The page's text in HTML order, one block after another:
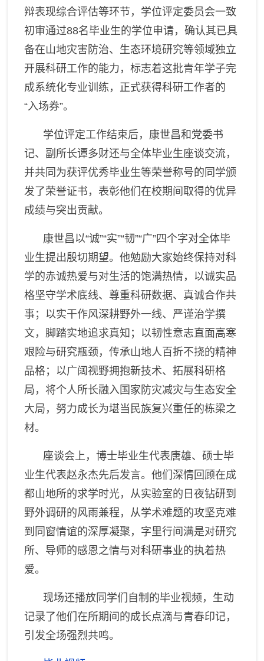
辩表现综合评估等环节，学位评定委员会一致
初审通过88名毕业生的学位申请，确认其已具
备在山地灾害防治、生态环境研究等领域独立
开展科研工作的能力，标志着这批青年学子完
成系统化专业训练，正式获得科研工作者的
“入场券”。
学位评定工作结束后，康世昌和 党委书
记、 副所长谭多财还与全体毕业生座谈交流，
并共同为获评优秀毕业生等荣誉称号的 同学颁
发 了荣誉证书，表彰他们在校期间取得的优异
成绩与突出贡献。
康世昌以“诚”“实”“韧”“广”四 个字对全体毕
业生提出殷切期望。他勉励大家始终保持对科
学的赤诚热爱与对生活的饱满热情，以诚实品
格坚守学术底线、尊重科研数据、真诚合作共
事；以实干作风深耕野外一线、严谨治学撰
文，脚踏实地追求真知；以韧性意志直面高寒
艰险与研究瓶颈，传承山地人百折不挠的精神
品格；以广阔视野拥抱新技术、拓展科研格
局，将个人所长融入国家防灾减灾与生态安全
大局，努力成长为堪当民族复兴重任的栋梁之
材。
座谈会上，博士毕业生代表唐雄、硕士毕
业生代表赵永杰先后发言。他们深情回顾在成
都山地所的求学时光，从实验室的日夜钻研到
野外调研的风雨兼程，从学术难题的攻坚克难
到同窗情谊的深厚凝聚，字里行间满是对研究
所、导师的感恩之情与对科研事业的执着热
爱。
现场还播放 同学们自制 的毕业视频，生动
记录了他们在所期间的成长点滴与青春印记，
引发全场强烈共鸣。